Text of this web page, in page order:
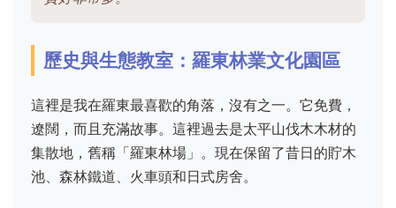
歷史與生態教室：羅東林業文化園區
這裡是我在羅東最喜歡的角落，沒有之一。它免費，
遼闊，而且充滿故事。這裡過去是太平山伐木木材的
集散地，舊稱「羅東林場」。現在保留了昔日的貯木
池、森林鐵道、火車頭和日式房舍。